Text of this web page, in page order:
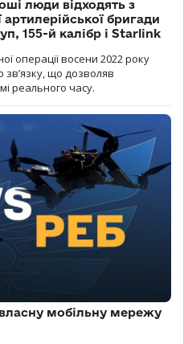
люди відходять з
артилерійської бригади
155-й калібр і Starlink
операції восени 2022 року
зв’язку, що дозволяв
реального часу.
мобільну мережу